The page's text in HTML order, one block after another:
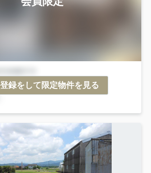
録をして限定物件を見る